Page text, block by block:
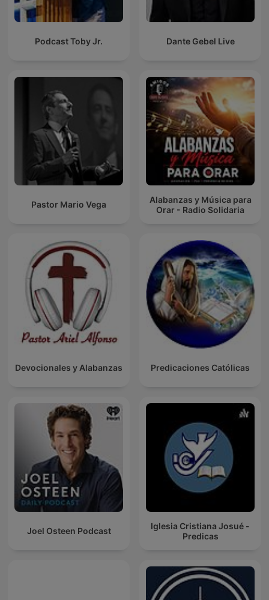
Podcast Toby Jr. Dante Gebel Live
Pastor Mario Vega
Alabanzas y Música para
Orar - Radio Solidaria
Devocionales y Alabanzas Predicaciones Católicas
Joel Osteen Podcast
Iglesia Cristiana Josué -
Predicas